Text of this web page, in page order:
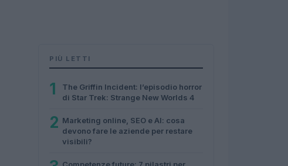
PIÙ LETTI
1
The Griffin Incident: l’episodio horror
di Star Trek: Strange New Worlds 4
2 Marketing online, SEO e AI: cosa
devono fare le aziende per restare
visibili?